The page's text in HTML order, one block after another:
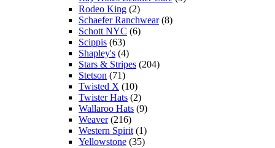
Rodeo King (2)
Schaefer Ranchwear (8)
Schott NYC (6)
Scippis (63)
Shapley's (4)
Stars & Stripes (204)
Stetson (71)
Twisted X (10)
Twister Hats (2)
Wallaroo Hats (9)
Weaver (216)
Western Spirit (1)
Yellowstone (35)